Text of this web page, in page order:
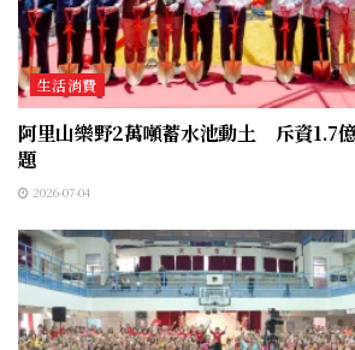
生活消費
阿里山樂野2萬噸蓄水池動土 斥資1.7
題
2026-07-04